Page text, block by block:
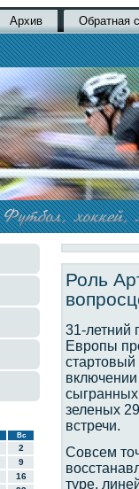
Архив Обратная
Вс
2
9
16
Роль
31-летний
Европы
сыгранных
зеленых
встречи.
Совсем
туре,